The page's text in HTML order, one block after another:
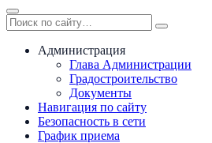
Администрация
Глава Администрации
Градостроительство
Документы
Навигация по сайту
Безопасность в сети
График приема